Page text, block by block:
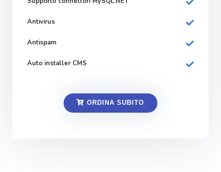
Antivirus
Antispam
Auto installer CMS
ORDINA SUBITO